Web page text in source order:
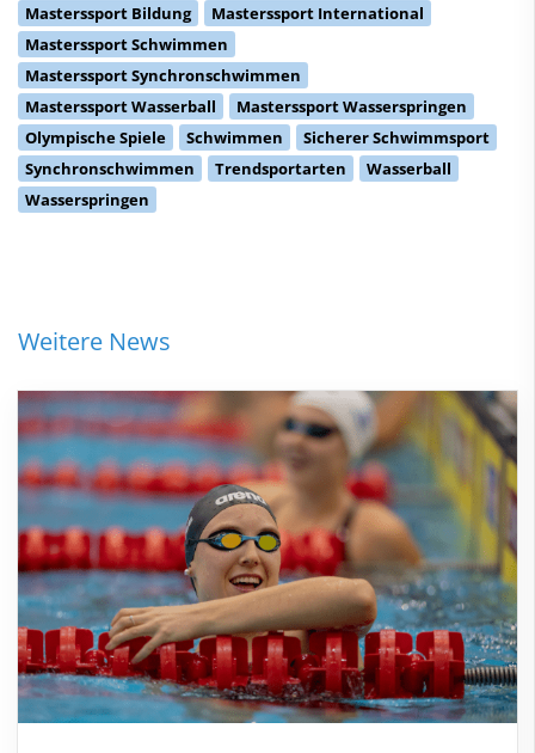
Masterssport Bildung
Masterssport International
Masterssport Schwimmen
Masterssport Synchronschwimmen
Masterssport Wasserball
Masterssport Wasserspringen
Olympische Spiele
Schwimmen
Sicherer Schwimmsport
Synchronschwimmen
Trendsportarten
Wasserball
Wasserspringen
Weitere News